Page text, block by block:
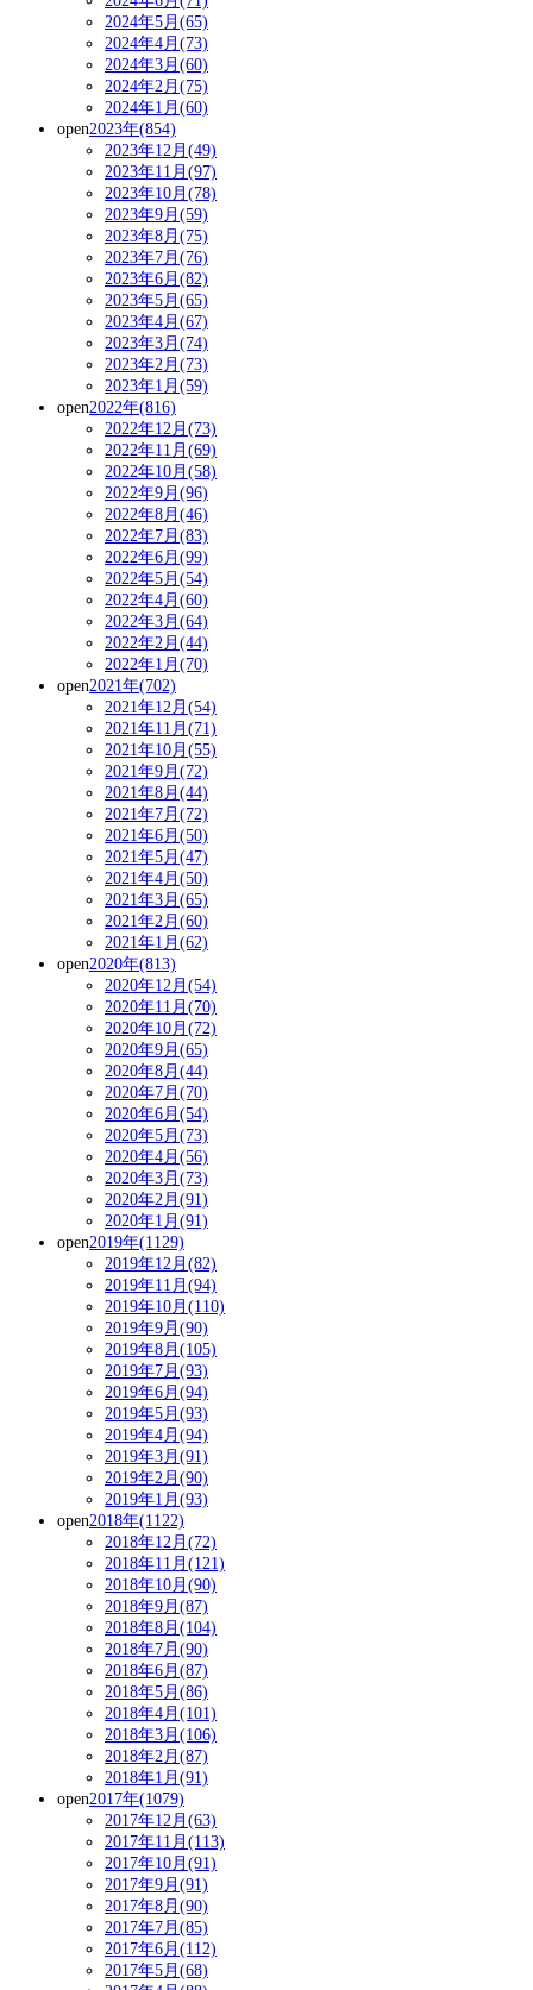
2024年5月(65)
2024年4月(73)
2024年3月(60)
2024年2月(75)
2024年1月(60)
open2023年(854)
2023年12月(49)
2023年11月(97)
2023年10月(78)
2023年9月(59)
2023年8月(75)
2023年7月(76)
2023年6月(82)
2023年5月(65)
2023年4月(67)
2023年3月(74)
2023年2月(73)
2023年1月(59)
open2022年(816)
2022年12月(73)
2022年11月(69)
2022年10月(58)
2022年9月(96)
2022年8月(46)
2022年7月(83)
2022年6月(99)
2022年5月(54)
2022年4月(60)
2022年3月(64)
2022年2月(44)
2022年1月(70)
open2021年(702)
2021年12月(54)
2021年11月(71)
2021年10月(55)
2021年9月(72)
2021年8月(44)
2021年7月(72)
2021年6月(50)
2021年5月(47)
2021年4月(50)
2021年3月(65)
2021年2月(60)
2021年1月(62)
open2020年(813)
2020年12月(54)
2020年11月(70)
2020年10月(72)
2020年9月(65)
2020年8月(44)
2020年7月(70)
2020年6月(54)
2020年5月(73)
2020年4月(56)
2020年3月(73)
2020年2月(91)
2020年1月(91)
open2019年(1129)
2019年12月(82)
2019年11月(94)
2019年10月(110)
2019年9月(90)
2019年8月(105)
2019年7月(93)
2019年6月(94)
2019年5月(93)
2019年4月(94)
2019年3月(91)
2019年2月(90)
2019年1月(93)
open2018年(1122)
2018年12月(72)
2018年11月(121)
2018年10月(90)
2018年9月(87)
2018年8月(104)
2018年7月(90)
2018年6月(87)
2018年5月(86)
2018年4月(101)
2018年3月(106)
2018年2月(87)
2018年1月(91)
open2017年(1079)
2017年12月(63)
2017年11月(113)
2017年10月(91)
2017年9月(91)
2017年8月(90)
2017年7月(85)
2017年6月(112)
2017年5月(68)